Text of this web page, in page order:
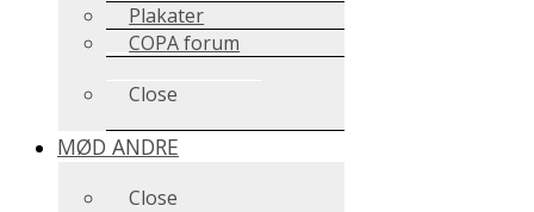
Plakater
COPA forum
Close
MØD ANDRE
Close